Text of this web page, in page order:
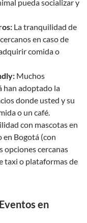
pueda socializar y
La tranquilidad de
en caso de
comida o
Muchos
han adoptado la
donde usted y su
o un café.
con mascotas en
Bogotá (con
opciones cercanas
taxi o plataformas de
en